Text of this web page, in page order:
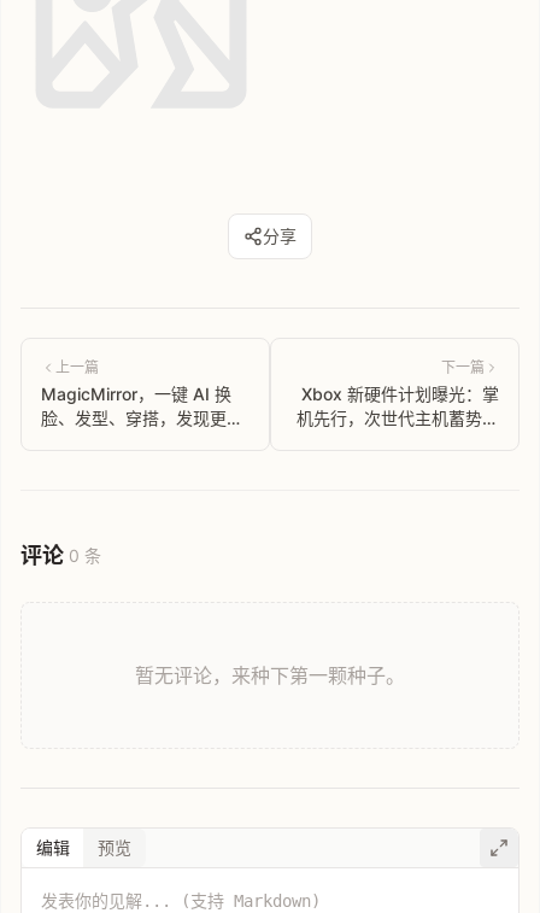
分享
上一篇
MagicMirror，一键 AI 换
脸、发型、穿搭，发现更美
下一篇
Xbox 新硬件计划曝光：掌
机先行，次世代主机蓄势待
评论 0 条
暂无评论，来种下第一颗种子。
编辑 预览